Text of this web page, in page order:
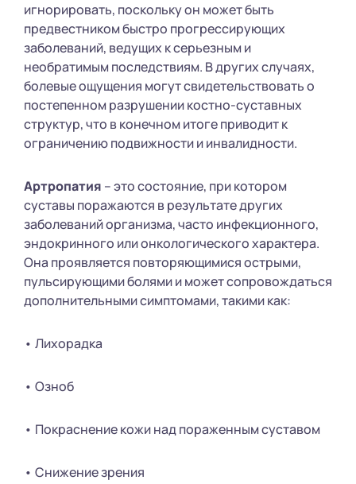
игнорировать, поскольку он может быть
предвестником быстро прогрессирующих
заболеваний, ведущих к серьезным и
необратимым последствиям. В других случаях,
болевые ощущения могут свидетельствовать о
постепенном разрушении костно-суставных
структур, что в конечном итоге приводит к
ограничению подвижности и инвалидности.
Артропатия – это состояние, при котором
суставы поражаются в результате других
заболеваний организма, часто инфекционного,
эндокринного или онкологического характера.
Она проявляется повторяющимися острыми,
пульсирующими болями и может сопровождаться
дополнительными симптомами, такими как:
• Лихорадка
• Озноб
• Покраснение кожи над пораженным суставом
• Снижение зрения